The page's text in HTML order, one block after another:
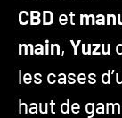
CBD et
main, Yuzu
les cases
haut de